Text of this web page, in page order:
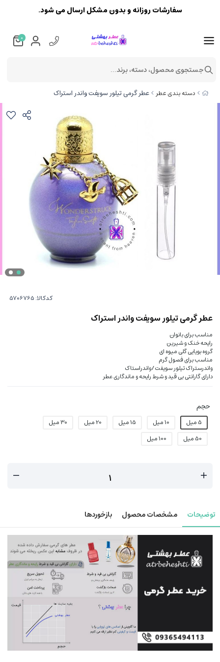
دسته بندی عطر عطر گرمی تیلور سویفت واندر استراک
کدکالا:
عطر گرمی تیلور سویفت واندر استراک
مناسب برای بانوان
رایحه خنک و شیرین
گروه بویایی گلی میوه ای
مناسب برای فصول گرم
واندرستراک تیلور سویفت/واندراستاک
دارای گارانتی بی قید و شرط رایحه و ماندگاری عطر
حجم
5 میل 10 میل 15 میل 20 میل
30 میل
50 میل
100 میل
توضیحات مشخصات محصول بازخوردها
سفارشات روزانه و بدون مشکل ارسال می شود.
0
جستجوی محصول، دسته، برند...